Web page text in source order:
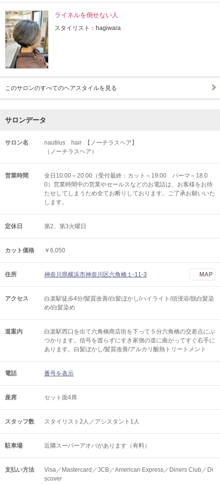
ライネルを倒せない人
スタイリスト：hagiwara
このサロンのすべてのヘアスタイルを見る
サロンデータ
サロン名
nautilus hair 【ノーチラスヘア】
（ノーチラスヘア）
営業時間
全日10:00～20:00（受付最終：カット～19:00 パーマ～18:0
0）営業時間中の営業やセールスなどのお電話は、お客様をお待
たせしてしまうため全てお断りしております。ご了承お願いいた
します。
定休日 第2、第3火曜日
カット価格 ￥6,050
住所 神奈川県横浜市神奈川区六角橋１-11-3 MAP
アクセス
白楽駅徒歩4分/髪質改善/白髪ぼかし/ハイライト/頭浸浴/脱白髪染
め/白髪染め
道案内
白楽駅西口を出て六角橋商店街を下って５分六角橋の交差点にぶ
つかります。信号を渡らずにすき家側の道に曲がってすぐ右手に
あります。白髪ぼかし/髪質改善/アルカリ酸熱トリートメント
電話 番号を表示
座席 セット面4席
スタッフ数 スタイリスト2人／アシスタント1人
駐車場 近隣スーパーアオバがあります（有料）
支払い方法
Visa／Mastercard／JCB／American Express／Diners Club／Di
scover